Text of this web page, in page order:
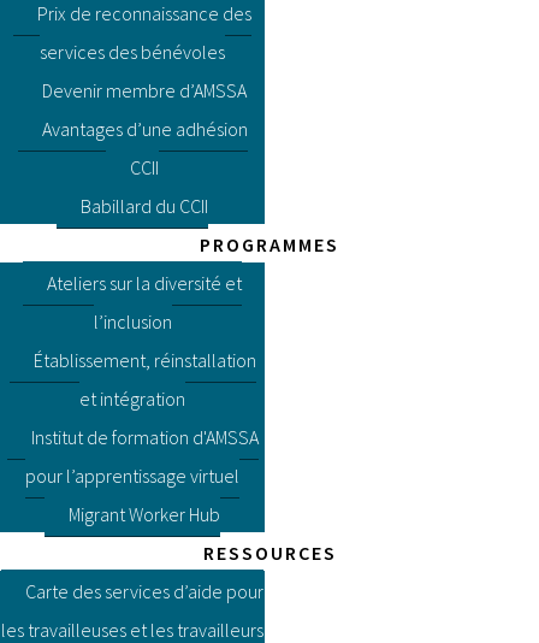
Prix de reconnaissance des
services des bénévoles
Devenir membre d’AMSSA
Avantages d’une adhésion
CCII
Babillard du CCII
PROGRAMMES
Ateliers sur la diversité et
l’inclusion
Établissement, réinstallation
et intégration
Institut de formation d'AMSSA
pour l’apprentissage virtuel
Migrant Worker Hub
RESSOURCES
Carte des services d’aide pour
les travailleuses et les travailleurs